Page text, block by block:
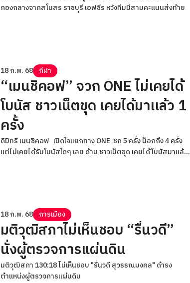
กองกลางจากสโมสร ราชบุรี เอฟซีร หวังทีมมีสามคะแนนส่งท้าย
18 ก.พ. 68 กีฬา
“เมนชิคอฟ” จวก ONE ไม่เคยได้
โบนัส ชาวเน็ตขุด เคยได้มาเเล้ว 1
ครั้ง
ดิมิทรี เมนซิคอฟ เปิดใจแยกทาง ONE ชก 5 ครั้ง น็อกถึง 4 ครั้ง
แต่ไม่เคยได้รับโบนัสใดๆ เลย ด้าน ชาวเน็ตขุด เคยได้โบนัสมาเเล้ว 1
18 ก.พ. 68 การเมือง
มติวุฒิสภาไม่เห็นชอบ “รื่นวดี”
นั่งผู้ตรวจการแผ่นดิน
มติวุฒิสภา 130:18 ไม่เห็นชอบ "รื่นวดี สุวรรณมงคล" ดำรง
ตำแหน่งผู้ตรวจการแผ่นดิน